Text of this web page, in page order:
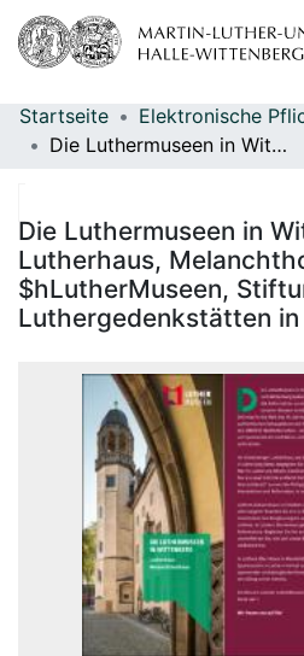
Bereiche & Sammlungen
Statistiken
Startseite
Die Luthermuseen in Wittenberg : Lutherhaus, Melanchthonhaus / $hLutherMuseen, Stiftung Luthergedenkstätten in Sachsen-Anhalt
Die Luthermuseen in
Lutherhaus,
$hLutherMuseen,
Luthergedenkstätten